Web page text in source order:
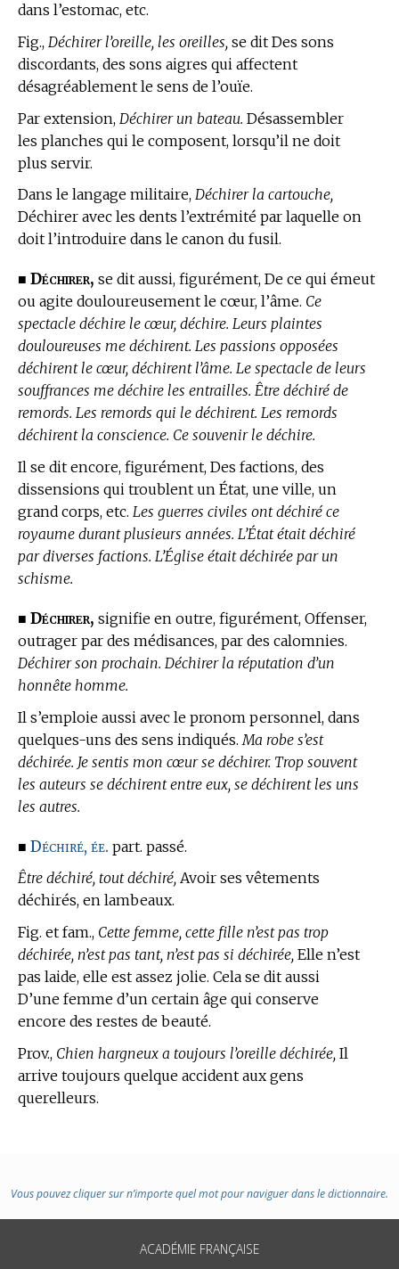
dans l’estomac, etc.
Fig., Déchirer l’oreille, les oreilles, se dit Des sons
discordants, des sons aigres qui affectent
désagréablement le sens de l’ouïe.
Par extension, Déchirer un bateau. Désassembler
les planches qui le composent, lorsqu’il ne doit
plus servir.
Dans le langage militaire, Déchirer la cartouche,
Déchirer avec les dents l’extrémité par laquelle on
doit l’introduire dans le canon du fusil.
■ Déchirer, se dit aussi, figurément, De ce qui émeut
ou agite douloureusement le cœur, l’âme. Ce
spectacle déchire le cœur, déchire. Leurs plaintes
douloureuses me déchirent. Les passions opposées
déchirent le cœur, déchirent l’âme. Le spectacle de leurs
souffrances me déchire les entrailles. Être déchiré de
remords. Les remords qui le déchirent. Les remords
déchirent la conscience. Ce souvenir le déchire.
Il se dit encore, figurément, Des factions, des
dissensions qui troublent un État, une ville, un
grand corps, etc. Les guerres civiles ont déchiré ce
royaume durant plusieurs années. L’État était déchiré
par diverses factions. L’Église était déchirée par un
schisme.
■ Déchirer, signifie en outre, figurément, Offenser,
outrager par des médisances, par des calomnies.
Déchirer son prochain. Déchirer la réputation d’un
honnête homme.
Il s’emploie aussi avec le pronom personnel, dans
quelques-uns des sens indiqués. Ma robe s’est
déchirée. Je sentis mon cœur se déchirer. Trop souvent
les auteurs se déchirent entre eux, se déchirent les uns
les autres.
■ Déchiré, ée. part. passé.
Être déchiré, tout déchiré, Avoir ses vêtements
déchirés, en lambeaux.
Fig. et fam., Cette femme, cette fille n’est pas trop
déchirée, n’est pas tant, n’est pas si déchirée, Elle n’est
pas laide, elle est assez jolie. Cela se dit aussi
D’une femme d’un certain âge qui conserve
encore des restes de beauté.
Prov., Chien hargneux a toujours l’oreille déchirée, Il
arrive toujours quelque accident aux gens
querelleurs.
Vous pouvez cliquer sur n’importe quel mot pour naviguer dans le dictionnaire.
ACADÉMIE FRANÇAISE